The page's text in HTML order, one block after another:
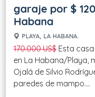
garaje por $
Habana
PLAYA, LA HABANA.
170.000 US$ Esta
en La Habana/Playa,
Ojalá de Silvio
paredes de mampo....